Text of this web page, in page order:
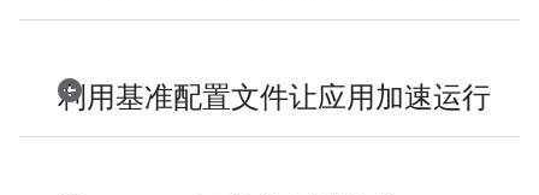
利用基准配置文件让应用加速运行